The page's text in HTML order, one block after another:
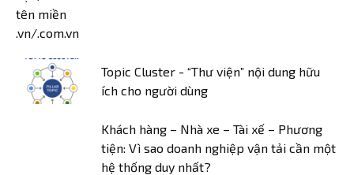
Topic Cluster - “Thư viện” nội dung hữu
ích cho người dùng
Khách hàng – Nhà xe – Tài xế – Phương
tiện: Vì sao doanh nghiệp vận tải cần một
hệ thống duy nhất?